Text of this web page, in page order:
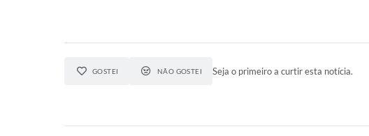
GOSTEI NÃO GOSTEI Seja o primeiro a curtir esta notícia.